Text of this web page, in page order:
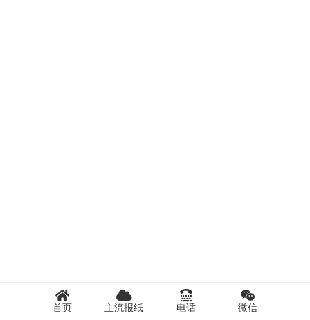
首页 主流报纸 电话 微信